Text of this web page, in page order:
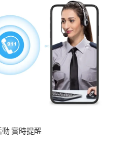
動 實時提醒